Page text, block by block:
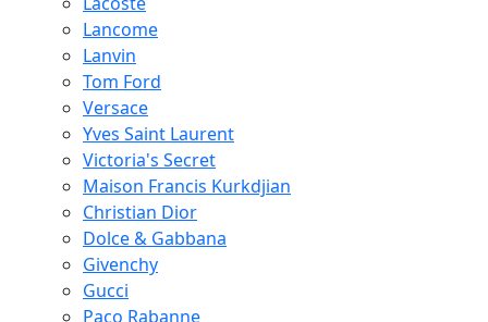
Lancome
Lanvin
Tom Ford
Versace
Yves Saint Laurent
Victoria's Secret
Maison Francis Kurkdjian
Christian Dior
Dolce & Gabbana
Givenchy
Gucci
Paco Rabanne